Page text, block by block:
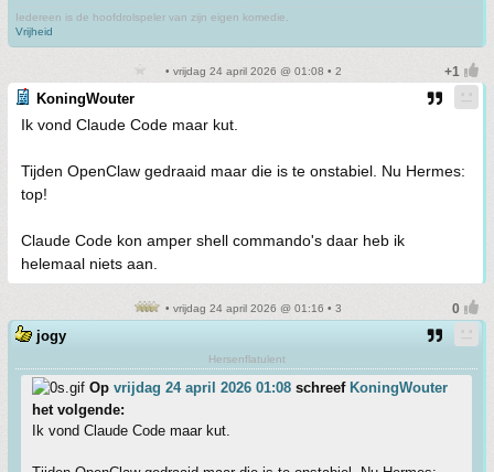
Iedereen is de hoofdrolspeler van zijn eigen komedie.
Vrijheid
• vrijdag 24 april 2026 @ 01:08 • 2
KoningWouter
Ik vond Claude Code maar kut.
Tijden OpenClaw gedraaid maar die is te onstabiel. Nu Hermes:
top!
Claude Code kon amper shell commando's daar heb ik
helemaal niets aan.
• vrijdag 24 april 2026 @ 01:16 • 3
jogy
Hersenflatulent
Op vrijdag 24 april 2026 01:08 schreef KoningWouter
het volgende:
Ik vond Claude Code maar kut.